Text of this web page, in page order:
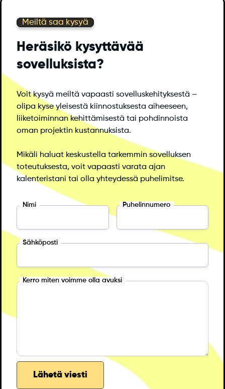
Meiltä saa kysyä
Heräsikö kysyttävää
sovelluksista?
Voit kysyä meiltä vapaasti sovelluskehityksestä –
olipa kyse yleisestä kiinnostuksesta aiheeseen,
liiketoiminnan kehittämisestä tai pohdinnoista
oman projektin kustannuksista.
Mikäli haluat keskustella tarkemmin sovelluksen
toteutuksesta, voit vapaasti varata ajan
kalenteristani tai olla yhteydessä puhelimitse.
Nimi Puhelinnumero
Sähköposti
Kerro miten voimme olla avuksi